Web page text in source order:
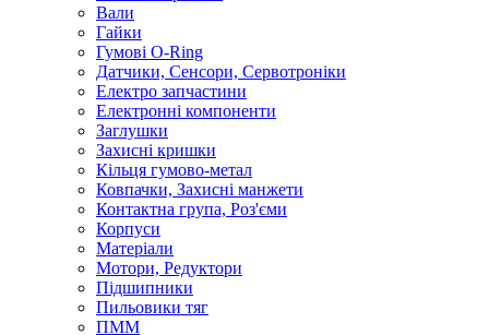
Вали
Гайки
Гумові O-Ring
Датчики, Сенсори, Сервотроніки
Електро запчастини
Електронні компоненти
Заглушки
Захисні кришки
Кільця гумово-метал
Ковпачки, Захисні манжети
Контактна група, Роз'єми
Корпуси
Матеріали
Мотори, Редуктори
Підшипники
Пильовики тяг
ПММ